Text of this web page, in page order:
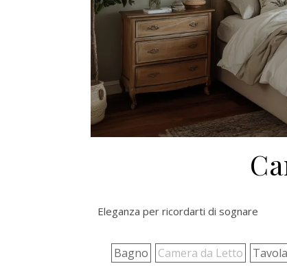
Eleganza per ricordarti di sognare
Bagno Camera da Letto